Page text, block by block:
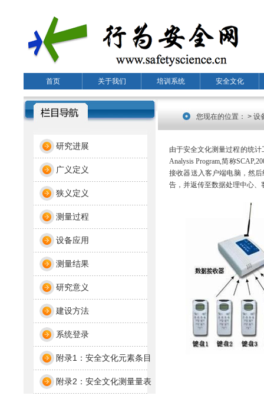
首页 关于我们 培训系统
安全文化
菜单名称
菜单名称 菜单名称
研究进展
广义定义
狭义定义
测量过程
设备应用
测量结果
研究意义
建设方法
系统登录
附录1：安全文化元素条目
附录2：安全文化测量量表
您现在的位置： > 设
由于安全文化测量过程的统
Analysis Program,简称
接收器送入客户端电脑，然
告，并返传至数据处理中心